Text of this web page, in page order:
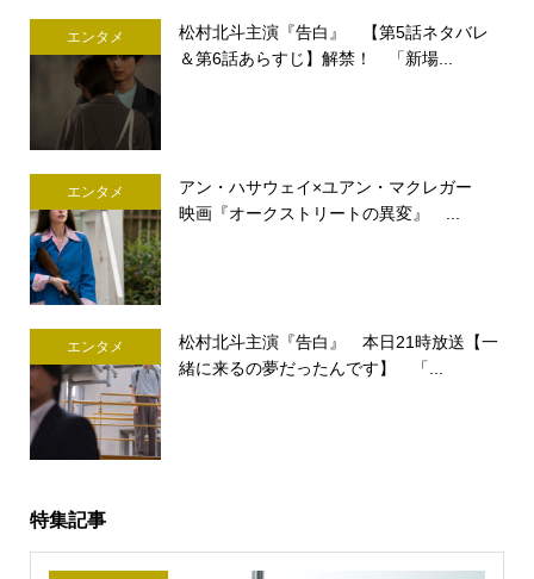
エンタメ
松村北斗主演『告白』 【第5話ネタバレ
＆第6話あらすじ】解禁！ 「新場...
エンタメ
アン・ハサウェイ×ユアン・マクレガー
映画『オークストリートの異変』 ...
エンタメ
松村北斗主演『告白』 本日21時放送【一
緒に来るの夢だったんです】 「...
特集記事